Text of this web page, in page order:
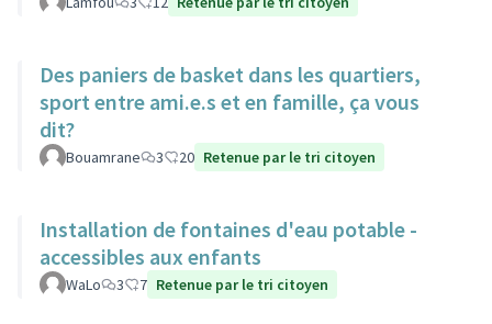
Des paniers de basket dans les quartiers,
sport entre ami.e.s et en famille, ça vous
dit?
Bouamrane 3 20 Retenue par le tri citoyen
Installation de fontaines d'eau potable -
accessibles aux enfants
WaLo 3 7 Retenue par le tri citoyen